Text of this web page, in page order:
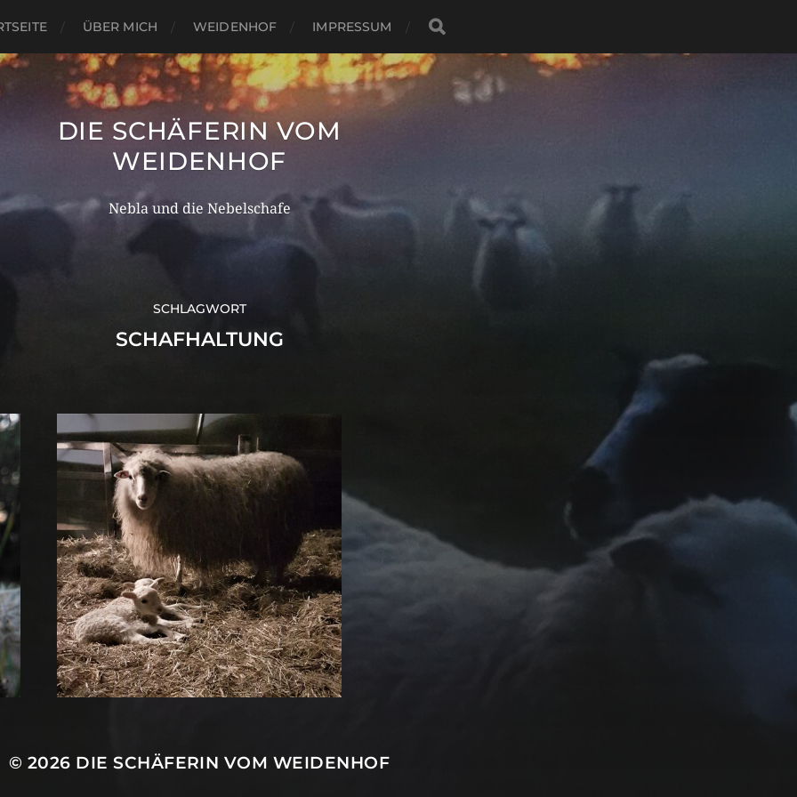
ÜBER MICH WEIDENHOF IMPRESSUM
DIE SCHÄFERIN VOM
WEIDENHOF
Nebla und die Nebelschafe
SCHLAGWORT
SCHAFHALTUNG
© 2026 DIE SCHÄFERIN VOM WEIDENHOF